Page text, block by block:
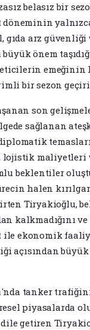
belasız bir
döneminin
gıda arz
büyük önem
emeğinin
bir sezon
son
sağlanan
lojistik maliyetleri
beklentiler
halen
Tiryakioğlu,
kalkmadığını
ile ekonomik
açısından büyük
tanker
piyasalarda
dile getiren